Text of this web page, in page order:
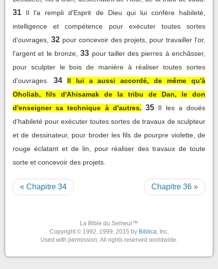
31
Il l'a rempli d'Esprit de Dieu qui lui confère habileté,
intelligence et compétence pour exécuter toutes sortes
d'ouvrages, 32 pour concevoir des projets, pour travailler l'or,
l'argent et le bronze, 33 pour tailler des pierres à enchâsser,
pour sculpter le bois de manière à réaliser toutes sortes
d'ouvrages.
34
Il lui a aussi accordé, de même qu'à
Oholiab, fils d'Ahisamak de la tribu de Dan, le don
d'enseigner sa technique à d'autres. 35 Il les a doués
d'habileté pour exécuter toutes sortes de travaux de sculpteur
et de dessinateur, pour broder les fils de pourpre violette, de
rouge éclatant et de lin, pour réaliser des travaux de toute
sorte et concevoir des projets.
« Chapitre 34 Chapitre 36 »
La Bible du Semeur™
Copyright © 1992, 1999, 2015 by Biblica, Inc.
Used with permission. All rights reserved worldwide.